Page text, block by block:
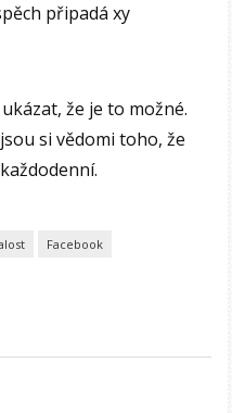
připadá xy
že je to možné.
si vědomi toho, že
Facebook